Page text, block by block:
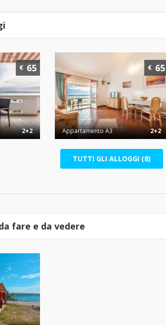
2+2
€ 65
Appartamento A3 2+2
€ 65
TUTTI GLI ALLOGGI (8)
fare e da vedere